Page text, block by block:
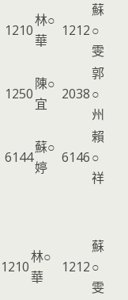
1210
林○
華
1212
蘇
○
雯
1250
陳○
宜
2038
郭
○
州
6144
蘇○
婷
6146
賴
○
祥
1210
林○
華
1212
蘇
○
雯